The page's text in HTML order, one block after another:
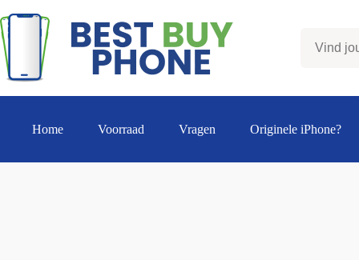
naar
de
inhoud
Home Voorraad Vragen Originele iPhone?